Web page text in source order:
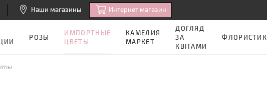
Наши магазины Интернет магазин
РОЗЫ
ИМПОРТНЫЕ
ЦВЕТЫ
КАМЕЛИЯ
МАРКЕТ
ДОГЛЯД
ЗА
КВІТАМИ